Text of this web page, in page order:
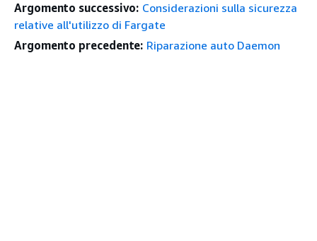
Argomento successivo: Considerazioni sulla sicurezza
relative all'utilizzo di Fargate
Argomento precedente: Riparazione auto Daemon